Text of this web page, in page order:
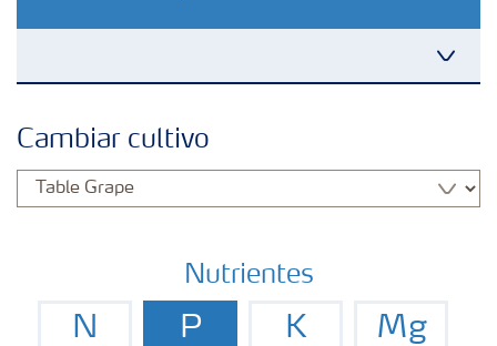
Portafolio de Agricultura Digital
Almacenaje y manejo de fertilizantes
Cultivos
Cambiar cultivo
Nutrientes
N P K Mg